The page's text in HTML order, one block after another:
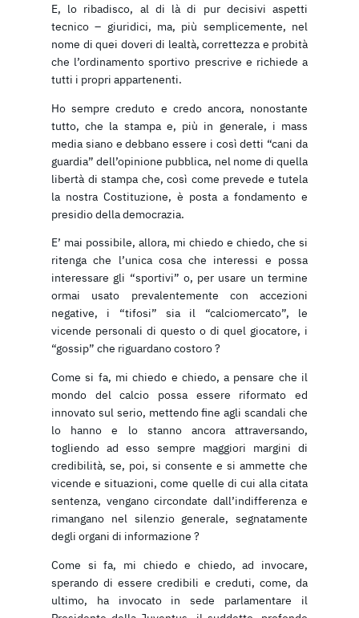
E, lo ribadisco, al di là di pur decisivi aspetti
tecnico – giuridici, ma, più semplicemente, nel
nome di quei doveri di lealtà, correttezza e probità
che l’ordinamento sportivo prescrive e richiede a
tutti i propri appartenenti.
Ho sempre creduto e credo ancora, nonostante
tutto, che la stampa e, più in generale, i mass
media siano e debbano essere i così detti “cani da
guardia” dell’opinione pubblica, nel nome di quella
libertà di stampa che, così come prevede e tutela
la nostra Costituzione, è posta a fondamento e
presidio della democrazia.
E’ mai possibile, allora, mi chiedo e chiedo, che si
ritenga che l’unica cosa che interessi e possa
interessare gli “sportivi” o, per usare un termine
ormai usato prevalentemente con accezioni
negative, i “tifosi” sia il “calciomercato”, le
vicende personali di questo o di quel giocatore, i
“gossip” che riguardano costoro ?
Come si fa, mi chiedo e chiedo, a pensare che il
mondo del calcio possa essere riformato ed
innovato sul serio, mettendo fine agli scandali che
lo hanno e lo stanno ancora attraversando,
togliendo ad esso sempre maggiori margini di
credibilità, se, poi, si consente e si ammette che
vicende e situazioni, come quelle di cui alla citata
sentenza, vengano circondate dall’indifferenza e
rimangano nel silenzio generale, segnatamente
degli organi di informazione ?
Come si fa, mi chiedo e chiedo, ad invocare,
sperando di essere credibili e creduti, come, da
ultimo, ha invocato in sede parlamentare il